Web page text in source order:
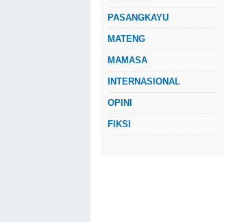
PASANGKAYU
MATENG
MAMASA
INTERNASIONAL
OPINI
FIKSI